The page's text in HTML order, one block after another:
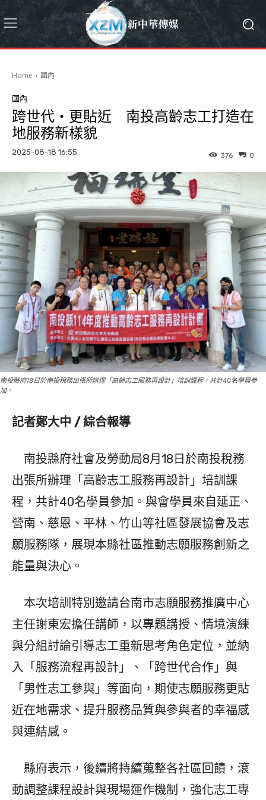
Home 國內
國內
跨世代‧更貼近 南投高齡志工打造在
地服務新樣貌
2025-08-18 16:55 0
376
南投縣府18日於南投稅務出張所辦理「高齡志工服務再設計」培訓課程，共計40名學員參
加。
記者鄭大中 / 綜合報導
南投縣府社會及勞動局8月18日於南投稅務
出張所辦理「高齡志工服務再設計」培訓課
程，共計40名學員參加。與會學員來自延正、
營南、慈恩、平林、竹山等社區發展協會及志
願服務隊，展現本縣社區推動志願服務創新之
能量與決心。
本次培訓特別邀請台南市志願服務推廣中心
主任謝東宏擔任講師，以專題講授、情境演練
與分組討論引導志工重新思考角色定位，並納
入「服務流程再設計」、「跨世代合作」與
「男性志工參與」等面向，期使志願服務更貼
近在地需求、提升服務品質與參與者的幸福感
與連結感。
縣府表示，後續將持續蒐整各社區回饋，滾
動調整課程設計與現場運作機制，強化志工專